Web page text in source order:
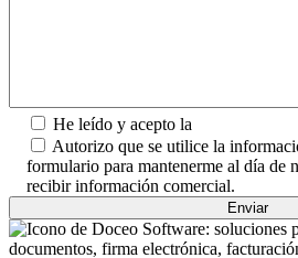
He leído y acepto la
Autorizo que se utilice la
formulario para mantenerme al día de
recibir información comercial.